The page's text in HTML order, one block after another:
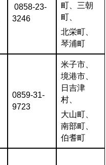
0858-23-
3246
町、三朝
町、
北栄町、
琴浦町
0859-31-
9723
米子市、
境港市、
日吉津
村、
大山町、
南部町、
伯耆町